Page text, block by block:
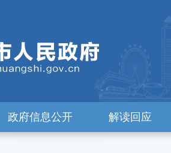
政府信息公开 解读回应